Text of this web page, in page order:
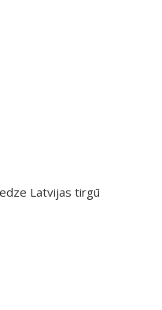
Latvijas tirgū